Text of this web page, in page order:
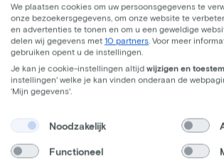
We plaatsen cookies om uw persoonsgegevens te
onze bezoekersgegevens, om onze website te
en advertenties te tonen en om u een geweldige
delen wij gegevens met 10 partners . Voor meer
gebruiken opent u de instellingen.
Je kan je cookie-instellingen altijd wijzigen en
instellingen' welke je kan vinden onderaan de
‘Mijn gegevens'.
Noodzakelijk
Functioneel